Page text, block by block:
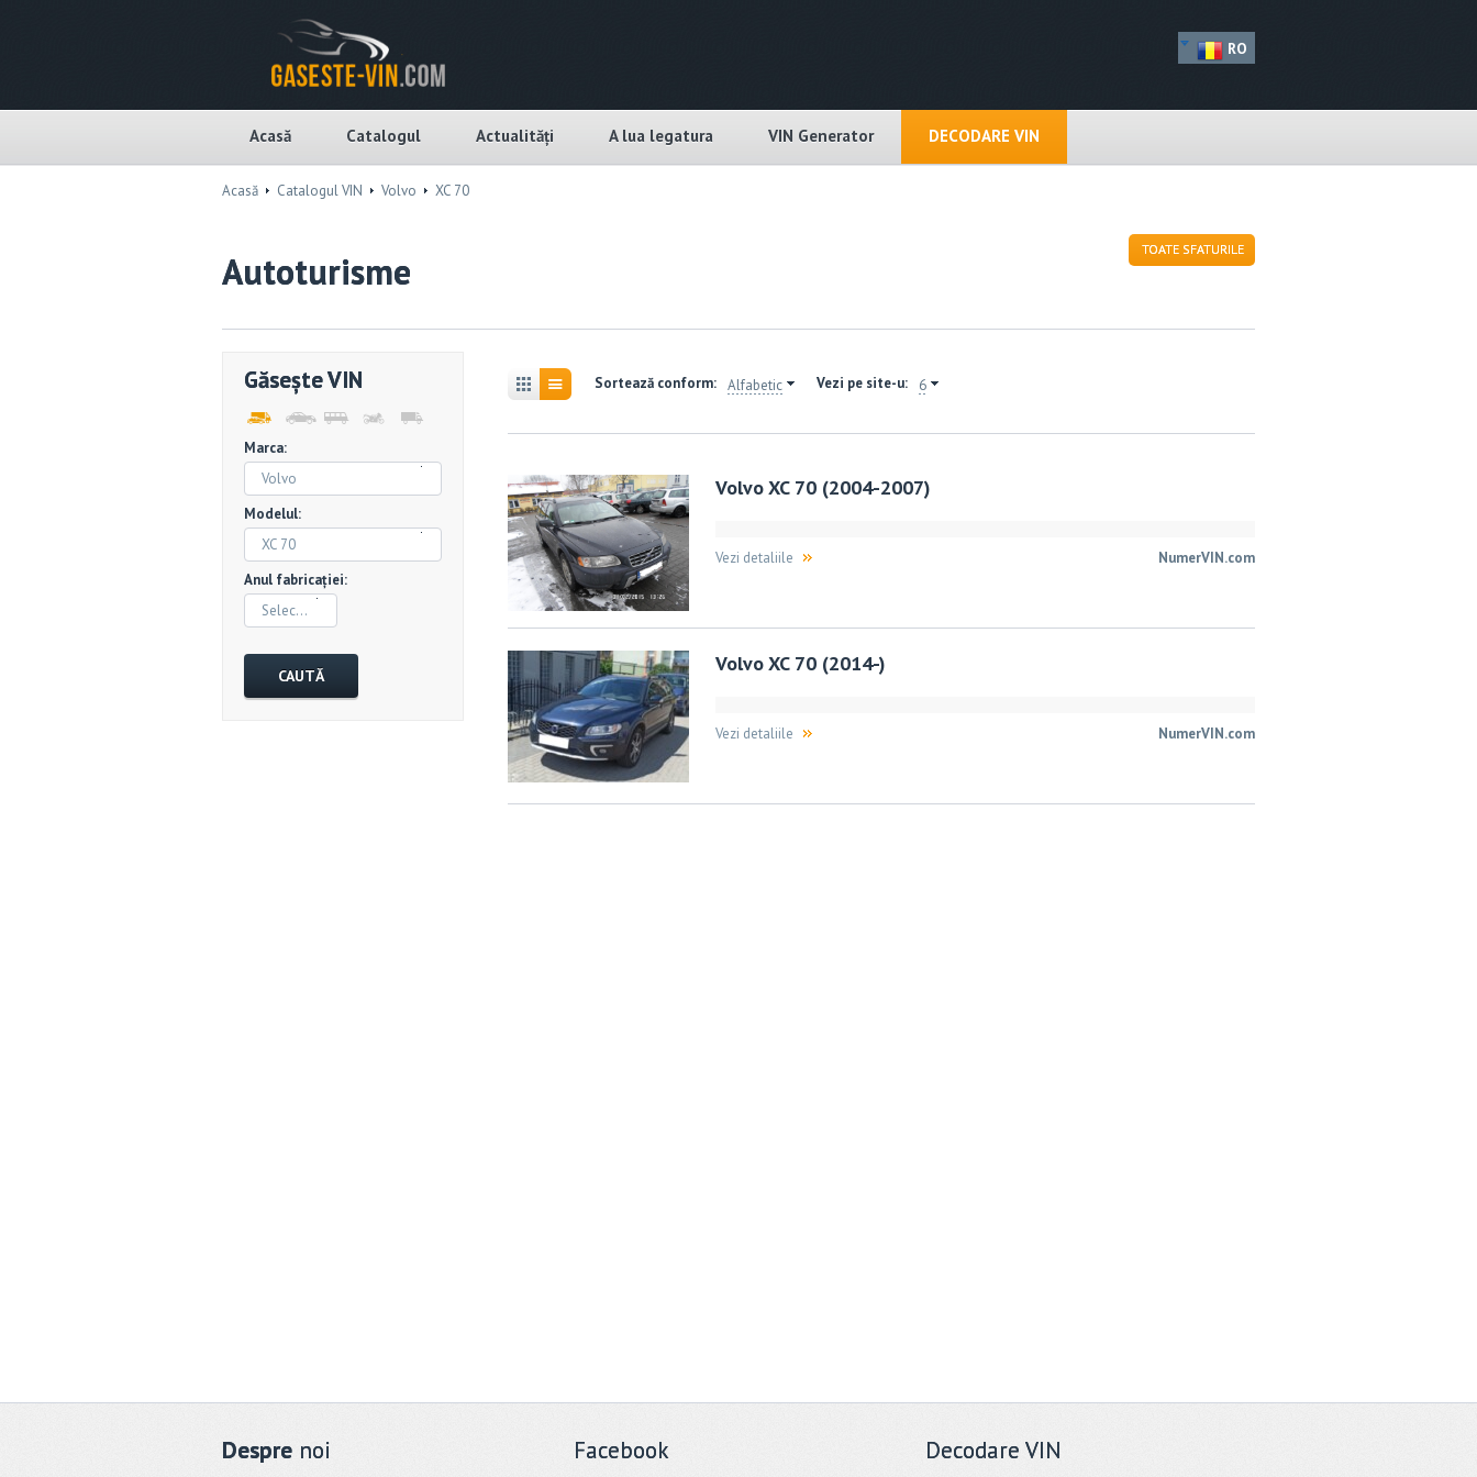
RO
Acasă Catalogul Actualități A lua legatura VIN Generator DECODARE VIN
Acasă Catalogul VIN Volvo XC 70
TOATE SFATURILE
Autoturisme
Găsește VIN
Marca:
Volvo
Modelul:
XC 70
Anul fabricației:
Selectează
Sortează conform: Alfabetic Vezi pe site-u: 6
Volvo XC 70 (2004-2007)
NumerVIN.com
Vezi detaliile
Volvo XC 70 (2014-)
NumerVIN.com
Vezi detaliile
Despre noi Facebook Decodare VIN